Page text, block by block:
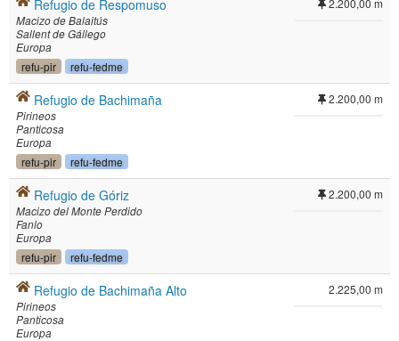
Refugio de Respomuso
Macizo de Balaitús
Sallent de Gállego
Europa
refu-pir refu-fedme
2.200,00 m
Refugio de Bachimaña
Pirineos
Panticosa
Europa
refu-pir refu-fedme
2.200,00 m
Refugio de Góriz
Macizo del Monte Perdido
Fanlo
Europa
refu-pir refu-fedme
2.200,00 m
Refugio de Bachimaña Alto
Pirineos
Panticosa
Europa
2.225,00 m